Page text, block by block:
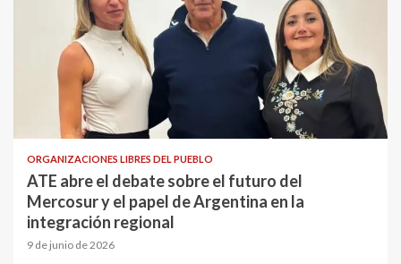
ORGANIZACIONES LIBRES DEL PUEBLO
ATE abre el debate sobre el futuro del
Mercosur y el papel de Argentina en la
integración regional
9 de junio de 2026